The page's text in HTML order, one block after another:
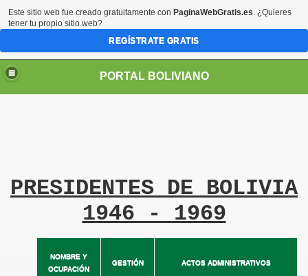
PORTAL BOLIVIANO
PRESIDENTES DE BOLIVIA
1946 - 1969
NOMBRE Y
OCUPACIÓN
GESTIÓN ACTOS ADMINISTRATIVOS
Este sitio web fue creado gratuitamente con PaginaWebGratis.es. ¿Quieres
tener tu propio sitio web?
REGÍSTRATE GRATIS